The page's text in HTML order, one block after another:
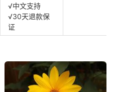
√中文支持
√30天退款保
证